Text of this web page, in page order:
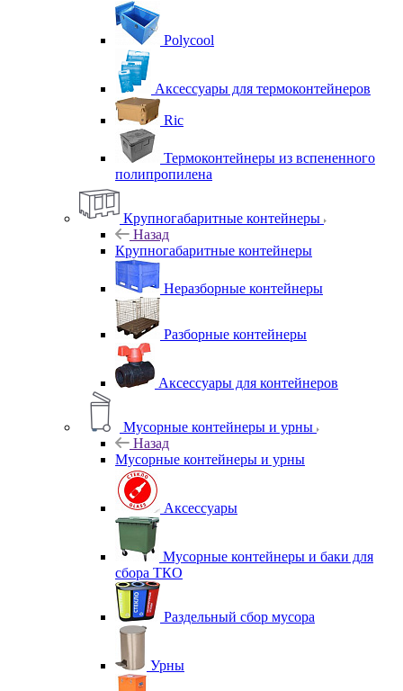
Polycool
Аксессуары для термоконтейнеров
Ric
Термоконтейнеры из вспененного
полипропилена
Крупногабаритные контейнеры
Назад
Крупногабаритные контейнеры
Неразборные контейнеры
Разборные контейнеры
Аксессуары для контейнеров
Мусорные контейнеры и урны
Назад
Мусорные контейнеры и урны
Аксессуары
Мусорные контейнеры и баки для
сбора ТКО
Раздельный сбор мусора
Урны